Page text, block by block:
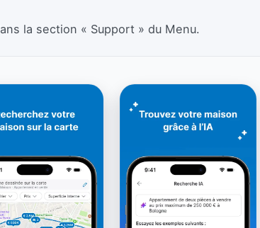
la section « Support » du Menu.